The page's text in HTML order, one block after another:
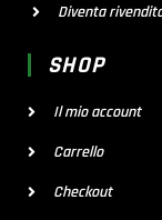
Diventa
SHOP
Il mio account
Carrello
Checkout